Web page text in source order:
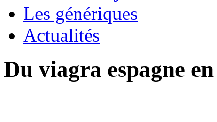
Les génériques
Actualités
Du viagra espagne